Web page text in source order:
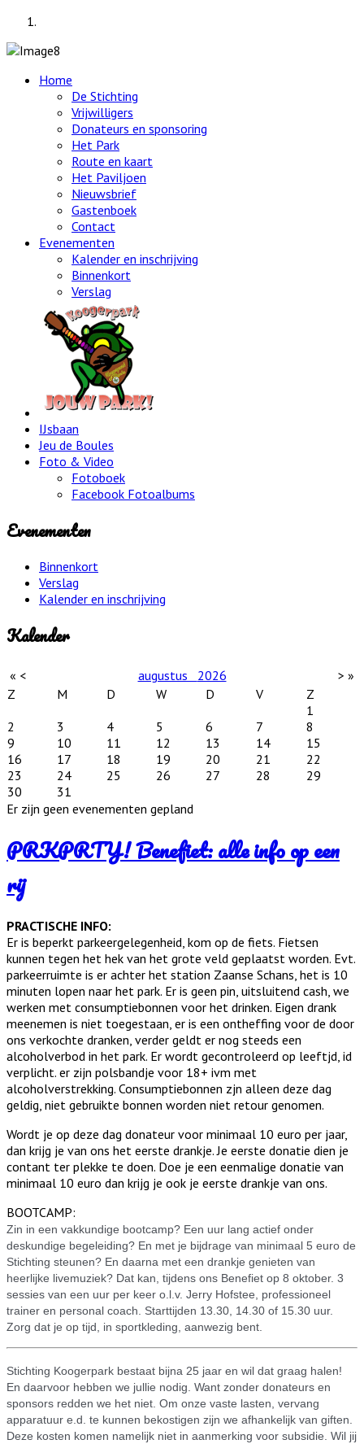
Home
De Stichting
Vrijwilligers
Donateurs en sponsoring
Het Park
Route en kaart
Het Paviljoen
Nieuwsbrief
Gastenboek
Contact
Evenementen
Kalender en inschrijving
Binnenkort
Verslag
IJsbaan
Jeu de Boules
Foto & Video
Fotoboek
Facebook Fotoalbums
Evenementen
Binnenkort
Verslag
Kalender en inschrijving
Kalender
« < augustus 2026 > »
Z
M D W D V
Z
1
2
3 4 5 6 7
8
9
10 11 12 13 14
15
16
17 18 19 20 21
22
23
24 25 26 27 28
29
30
31
Er zijn geen evenementen gepland
PRKPRTY! Benefiet: alle info op een
rij
PRACTISCHE INFO:
Er is beperkt parkeergelegenheid, kom op de fiets. Fietsen
kunnen tegen het hek van het grote veld geplaatst worden. Evt.
parkeerruimte is er achter het station Zaanse Schans, het is 10
minuten lopen naar het park. Er is geen pin, uitsluitend cash, we
werken met consumptiebonnen voor het drinken. Eigen drank
meenemen is niet toegestaan, er is een ontheffing voor de door
ons verkochte dranken, verder geldt er nog steeds een
alcoholverbod in het park. Er wordt gecontroleerd op leeftjd, id
verplicht. er zijn polsbandje voor 18+ ivm met
alcoholverstrekking. Consumptiebonnen zjn alleen deze dag
geldig, niet gebruikte bonnen worden niet retour genomen.
Wordt je op deze dag donateur voor minimaal 10 euro per jaar,
dan krijg je van ons het eerste drankje. Je eerste donatie dien je
contant ter plekke te doen. Doe je een eenmalige donatie van
minimaal 10 euro dan krijg je ook je eerste drankje van ons.
BOOTCAMP:
Zin in een vakkundige bootcamp? Een uur lang actief onder
deskundige begeleiding? En met je bijdrage van minimaal 5 euro de
Stichting steunen? En daarna met een drankje genieten van
heerlijke livemuziek? Dat kan, tijdens ons Benefiet op 8 oktober. 3
sessies van een uur per keer o.l.v. Jerry Hofstee, professioneel
trainer en personal coach. Starttijden 13.30, 14.30 of 15.30 uur.
Zorg dat je op tijd, in sportkleding, aanwezig bent.
Stichting Koogerpark bestaat bijna 25 jaar en wil dat graag halen!
En daarvoor hebben we jullie nodig. Want zonder donateurs en
sponsors redden we het niet. Om onze vaste lasten, vervang
apparatuur e.d. te kunnen bekostigen zijn we afhankelijk van giften.
Deze kosten komen namelijk niet in aanmerking voor subsidie. Wil jij